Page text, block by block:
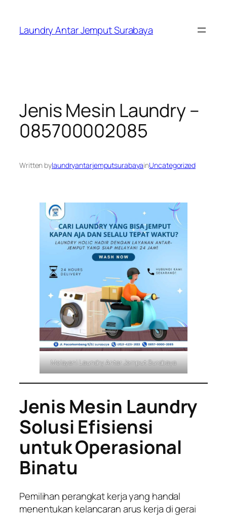
content
Laundry Antar Jemput Surabaya
Jenis Mesin Laundry –
085700002085
Written bylaundryantarjemputsurabayainUncategorized
Melayani Laundry Antar Jemput Surabaya
Jenis Mesin Laundry
Solusi Efisiensi
untuk Operasional
Binatu
Pemilihan perangkat kerja yang handal
menentukan kelancaran arus kerja di gerai